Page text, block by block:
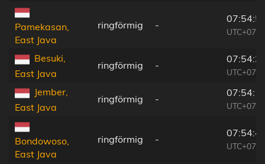
Pamekasan,
East Java
ringförmig -
Besuki,
East Java
ringförmig -
Jember,
East Java
ringförmig -
Bondowoso,
East Java
ringförmig -